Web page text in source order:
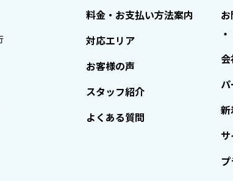
料金・お支払い方法案内
対応エリア
お客様の声
スタッフ紹介
よくある質問